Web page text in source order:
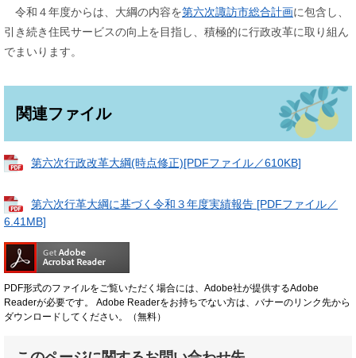
令和４年度からは、大綱の内容を第六次諏訪市総合計画に包含し、
引き続き住民サービスの向上を目指し、積極的に行政改革に取り組ん
でまいります。
関連ファイル
第六次行政改革大綱(時点修正)[PDFファイル／610KB]
第六次行革大綱に基づく令和３年度実績報告 [PDFファイル／
6.41MB]
PDF形式のファイルをご覧いただく場合には、Adobe社が提供するAdobe
Readerが必要です。
Adobe Readerをお持ちでない方は、バナーのリンク先から
ダウンロードしてください。（無料）